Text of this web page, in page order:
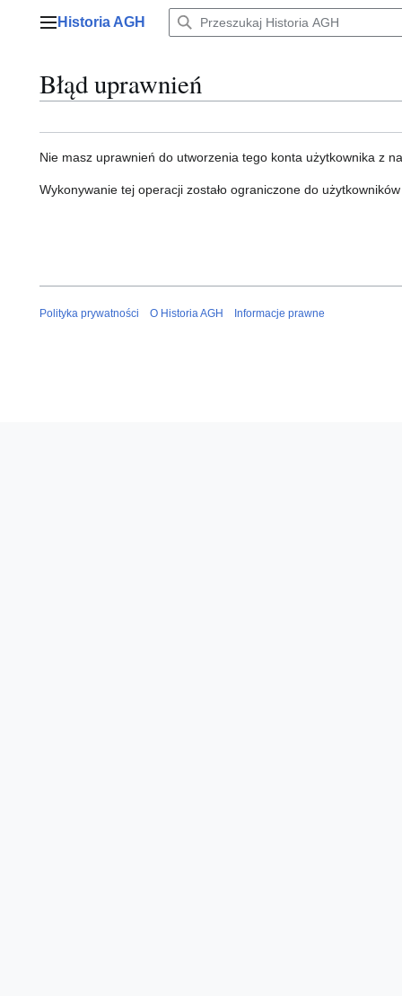
Menu główne
Historia AGH
Błąd uprawnień
Nie masz uprawnień do utworzenia tego konta użytkownika z
Wykonywanie tej operacji zostało ograniczone do
Polityka prywatności O Historia AGH Informacje prawne